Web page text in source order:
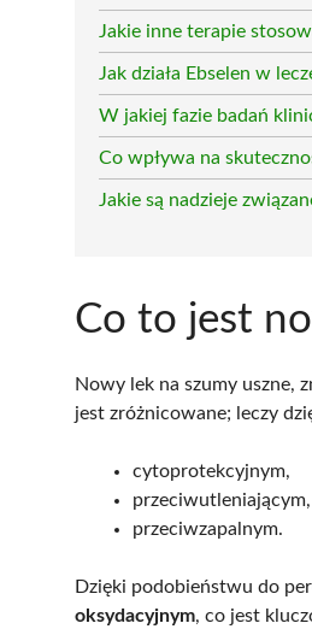
Jakie inne terapie
Jak działa Ebselen w
W jakiej fazie badań
Co wpływa na
Jakie są nadzieje
Co to jest
Nowy lek na szumy uszne,
jest zróżnicowane; leczy
cytoprotekcyjnym,
przeciwutleniającym,
przeciwzapalnym.
Dzięki podobieństwu do
oksydacyjnym, co jest